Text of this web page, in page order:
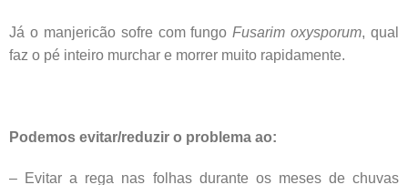
Já o manjericão sofre com fungoFusarim oxysporum, qual
faz o pé inteiro murchar e morrer muito rapidamente.
Podemos evitar/reduzir o problema ao:
– Evitar a rega nas folhas durante os meses de chuvas